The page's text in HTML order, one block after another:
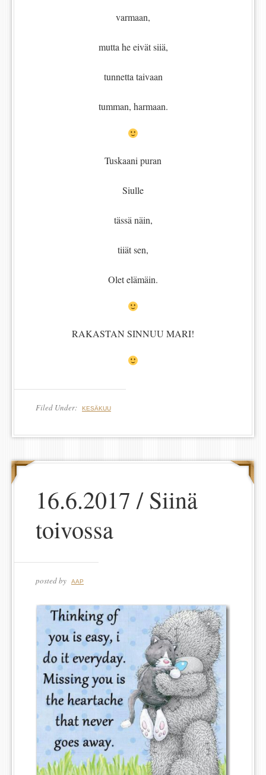
varmaan,
mutta he eivät siiä,
tunnetta taivaan
tumman, harmaan.
Tuskaani puran
Siulle
tässä näin,
tiiät sen,
Olet elämäin.
RAKASTAN SINNUU MARI!
Filed Under: KESÄKUU
16.6.2017 / Siinä
toivossa
posted by AAP